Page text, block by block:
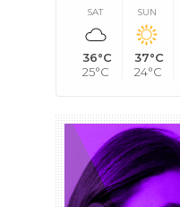
SAT
36°C
25°C
SUN
37°C
24°C